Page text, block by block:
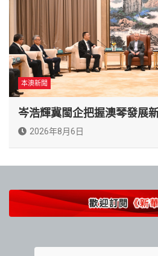
本澳新聞
岑浩輝冀閩企把握澳琴發展
2026年8月6日